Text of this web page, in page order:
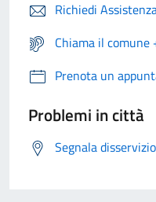
Richiedi
Chiama il
Prenota un
Problemi in città
Segnala disservizio